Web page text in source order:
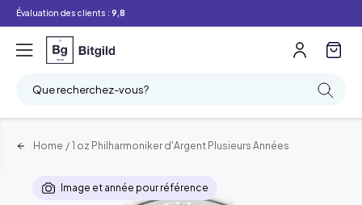
Évaluation des clients : 9,8
Que recherchez-vous?
Home / 1 oz Philharmoniker d'Argent Plusieurs Années
Image et année pour référence